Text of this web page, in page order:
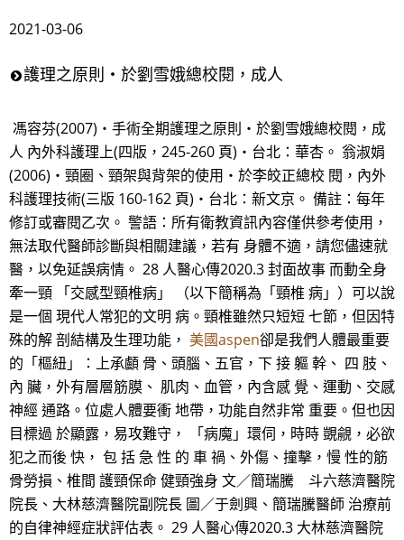
2021-03-06
護理之原則‧於劉雪娥總校閱，成人
馮容芬(2007)‧手術全期護理之原則‧於劉雪娥總校閱，成
人 內外科護理上(四版，245-260 頁)‧台北：華杏。 翁淑娟
(2006)‧頸圈、頸架與背架的使用‧於李皎正總校 閱，內外
科護理技術(三版 160-162 頁)‧台北：新文京。 備註：每年
修訂或審閱乙次。 警語：所有衛教資訊內容僅供參考使用，
無法取代醫師診斷與相關建議，若有 身體不適，請您儘速就
醫，以免延誤病情。 28 人醫心傳2020.3 封面故事 而動全身
牽一頸 「交感型頸椎病」 （以下簡稱為「頸椎 病」）可以說
是一個 現代人常犯的文明 病。頸椎雖然只短短 七節，但因特
殊的解 剖結構及生理功能， 美國aspen卻是我們人體最重要
的「樞紐」：上承顱 骨、頭腦、五官，下 接 軀 幹、 四 肢、
內 臟，外有層層筋膜、 肌肉、血管，內含感 覺、運動、交感
神經 通路。位處人體要衝 地帶，功能自然非常 重要。但也因
目標過 於顯露，易攻難守， 「病魔」環伺，時時 覬覦，必欲
犯之而後 快， 包 括 急 性 的 車 禍、外傷、撞擊，慢 性的筋
骨勞損、椎間 護頸保命 健頸強身 文／簡瑞騰 斗六慈濟醫院
院長、大林慈濟醫院副院長 圖／于劍興、簡瑞騰醫師 治療前
的自律神經症狀評估表。 29 人醫心傳2020.3 大林慈濟醫院